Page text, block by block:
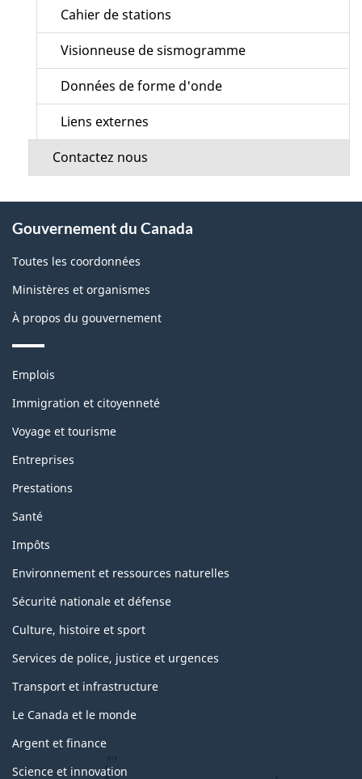
Cahier de stations
Visionneuse de sismogramme
Données de forme d'onde
Liens externes
Contactez nous
propos
de
ce
Gouvernement du Canada
Toutes les coordonnées
Ministères et organismes
À propos du gouvernement
Thèmes
sujets
Emplois
Immigration et citoyenneté
Voyage et tourisme
Entreprises
Prestations
Santé
Impôts
Environnement et ressources naturelles
Sécurité nationale et défense
Culture, histoire et sport
Services de police, justice et urgences
Transport et infrastructure
Le Canada et le monde
Argent et finance
Science et innovation